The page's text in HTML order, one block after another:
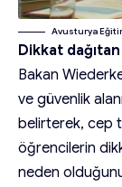
Avusturya
Dikkat
Bakan
ve güvenlik
belirterek, cep
öğrencilerin
neden